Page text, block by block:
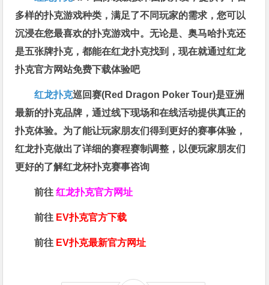
多样的扑克游戏种类，满足了不同玩家的需求，您可以
沉浸在您最喜欢的扑克游戏中。无论是、奥马哈扑克还
是五张牌扑克，都能在红龙扑克找到，现在就通过红龙
扑克官方网站免费下载体验吧
红龙扑克巡回赛​(Red Dragon Poker Tour)是亚洲
最新的扑克品牌，通过线下现场和在线活动提供真正的
扑克体验。为了能让玩家朋友们得到更好的赛事体验，
红龙扑克做出了详细的赛程赛制调整，以便玩家朋友们
更好的了解红龙杯扑克赛事咨询
前往红龙扑克官方网址
前往 EV扑克官方下载
前往 EV扑克最新官方网址